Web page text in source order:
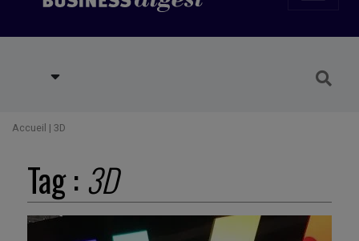
Accueil | 3D
Tag : 3D